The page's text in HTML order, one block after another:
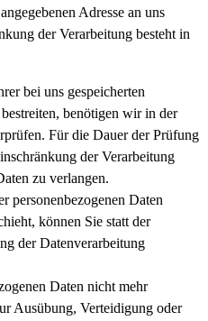
Adresse an uns
der Verarbeitung besteht in
bei uns gespeicherten
benötigen wir in der
Für die Dauer der Prüfung
der Verarbeitung
zu verlangen.
personenbezogenen Daten
können Sie statt der
der Datenverarbeitung
Daten nicht mehr
Ausübung, Verteidigung oder